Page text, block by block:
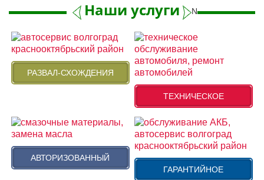
Наши услуги Next
РАЗВАЛ-СХОЖДЕНИЯ
ТЕХНИЧЕСКОЕ
АВТОРИЗОВАННЫЙ
ГАРАНТИЙНОЕ